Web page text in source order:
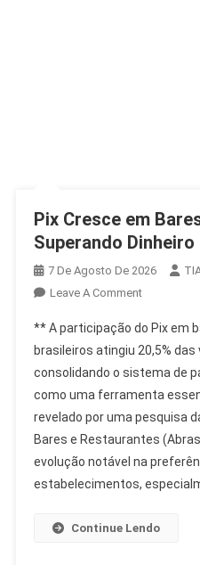
Pix Cresce em
Superando Dinheiro
7 De Agosto De 2026
Leave A CommentOn
Cresce
Em
Bares
E
Superando
Dinheiro
** A participação do Pix em
brasileiros atingiu 20,5%
consolidando o sistema de
como uma ferramenta
revelado por uma pesquisa
Bares e Restaurantes
evolução notável na
estabelecimentos,
Continue Lendo